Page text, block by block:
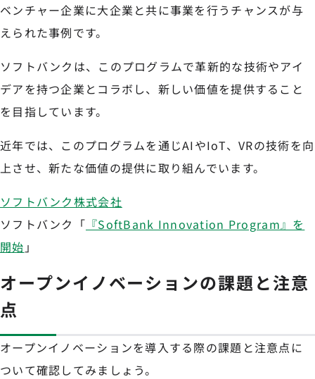
ベンチャー企業に大企業と共に事業を行うチャンスが与
えられた事例です。
ソフトバンクは、このプログラムで革新的な技術やアイ
デアを持つ企業とコラボし、新しい価値を提供すること
を目指しています。
近年では、このプログラムを通じAIやIoT、VRの技術を向
上させ、新たな価値の提供に取り組んでいます。
ソフトバンク株式会社
ソフトバンク「 『SoftBank Innovation Program』を
開始 」
オープンイノベーションの課題と注意
点
オープンイノベーションを導入する際の課題と注意点に
ついて確認してみましょう。